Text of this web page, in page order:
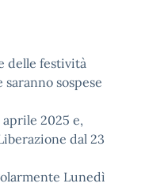
delle festività
sospese
2025 e,
dal 23
Lunedì